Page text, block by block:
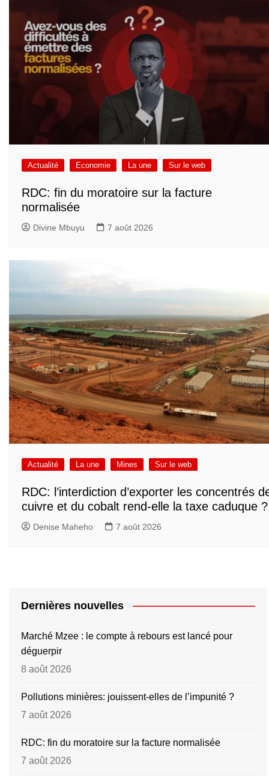
Actualité Economie La une Sur le web
RDC: fin du moratoire sur la facture
normalisée
Divine Mbuyu 7 août 2026
Actualité La une Mines Sur le web
RDC: l’interdiction d’exporter les concentrés
cuivre et du cobalt rend-elle la taxe caduque ?
Denise Maheho 7 août 2026
Dernières nouvelles
Marché Mzee : le compte à rebours est lancé pour
déguerpir
8 août 2026
Pollutions minières: jouissent-elles de l’impunité ?
7 août 2026
RDC: fin du moratoire sur la facture normalisée
7 août 2026